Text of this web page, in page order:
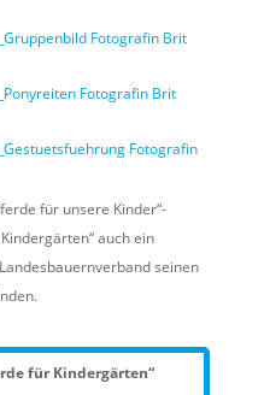
für unsere Kinder“-
auch ein
seinen
für Kindergärten“